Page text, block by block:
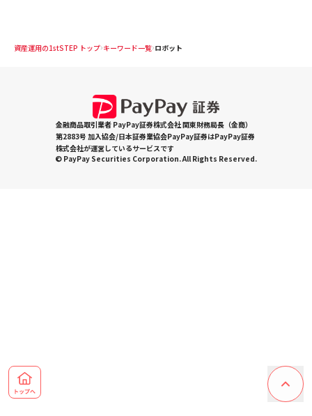
資産運用の1stSTEP トップ キーワード一覧 ロボット
金融商品取引業者 PayPay証券株式会社 関東財務局長（金商）
第2883号 加入協会/日本証券業協会PayPay証券はPayPay証券
株式会社が運営しているサービスです
© PayPay Securities Corporation. All Rights Reserved.